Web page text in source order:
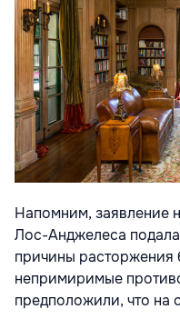
Напомним, заявление
Лос-Анджелеса
причины расторжения
непримиримые
предположили, что на